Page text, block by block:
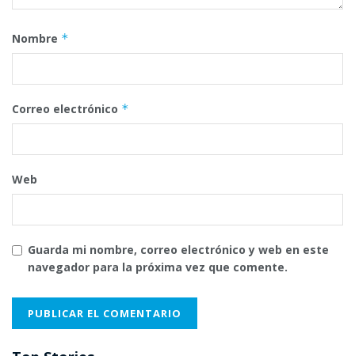
Nombre *
Correo electrónico *
Web
Guarda mi nombre, correo electrónico y web en este
navegador para la próxima vez que comente.